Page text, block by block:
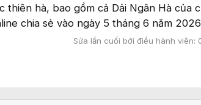
hà, bao gồm cả Dải Ngân Hà của
chia sẻ vào ngày 5 tháng 6 năm
Sửa lần cuối bởi điều hành viên: